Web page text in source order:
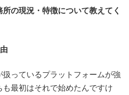
の現況・特徴について教えてく
っているプラットフォームが強
最初はそれで始めたんですけ